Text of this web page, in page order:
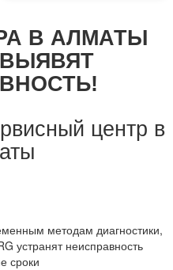
В АЛМАТЫ
центр в
методам диагностики,
устранят неисправность
сроки